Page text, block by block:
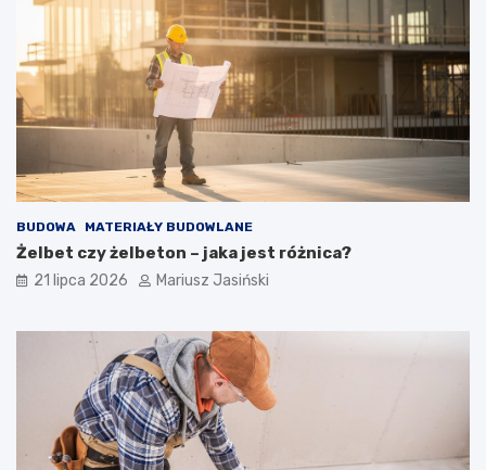
BUDOWA MATERIAŁY BUDOWLANE
Żelbet czy żelbeton – jaka jest różnica?
21 lipca 2026 Mariusz Jasiński